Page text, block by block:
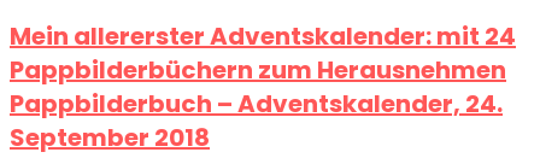
Mein allererster Adventskalender: mit 24
Pappbilderbüchern zum Herausnehmen
Pappbilderbuch – Adventskalender, 24.
September 2018